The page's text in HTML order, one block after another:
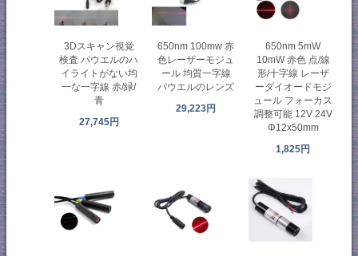
3Dスキャン視覚
検査 パウエルのハ
イライトがない均
一な一字線 赤/緑/
青
27,745円
650nm 100mw 赤
色レーザーモジュ
ール 均質一字線
パウエルのレンズ
29,223円
650nm 5mW
10mW 赤色 点/線
形/十字線 レーザ
ーダイオードモジ
ュール フォーカス
調整可能 12V 24V
Φ12x50mm
1,825円